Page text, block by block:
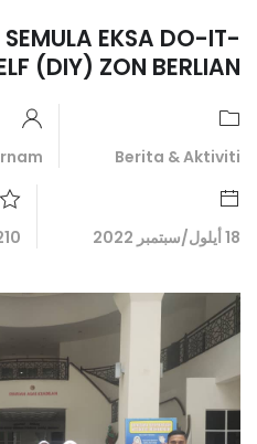
SEMULA EKSA DO-IT-
(DIY) ZON BERLIAN
Berita & Aktiviti
18 أيلول/سبتمبر 2022